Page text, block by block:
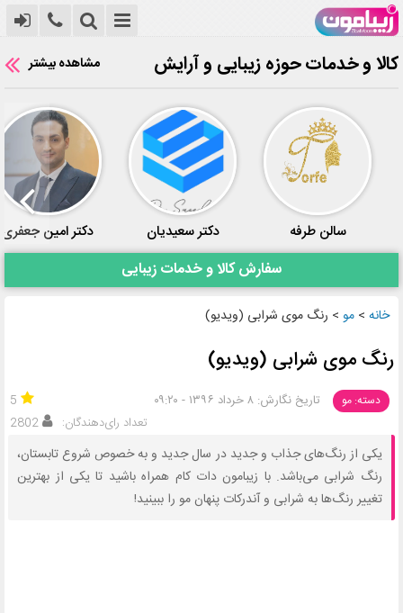
کالا و خدمات حوزه زیبایی و آرایش مشاهده بیشتر
سالن طرفه دکتر سعیدیان دکتر امین جعفری
سفارش کالا و خدمات زیبایی
خانه > مو > رنگ موی شرابی (ویدیو)
رنگ موی شرابی (ویدیو)
دسته: مو تاریخ نگارش: ۸ خرداد ۱۳۹۶ - ۰۹:۲۰
5
تعداد رای‌دهندگان:
2802
یکی از رنگ‌های جذاب و جدید در سال جدید و به خصوص شروع تابستان،
رنگ شرابی می‌باشد. با زیبامون دات کام همراه باشید تا یکی از بهترین
تغییر رنگ‌ها به شرابی و آندرکات پنهان مو را ببینید!